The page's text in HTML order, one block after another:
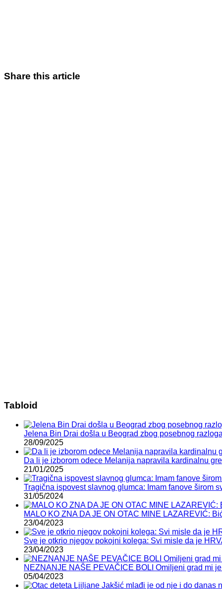
Share this article
Tabloid
Jelena Bin Drai došla u Beograd zbog posebnog
28/09/2025
Da li je izborom odece Melanija napravila kardinalnu
21/01/2025
Tragična ispovest slavnog glumca: Imam fanove širom
31/05/2024
MALO KO ZNA DA JE ON OTAC MINE LAZAREVIĆ:
23/04/2023
Sve je otkrio njegov pokojni kolega: Svi misle da je
23/04/2023
NEZNANJE NAŠE PEVAČICE BOLI Omiljeni grad mi
05/04/2023